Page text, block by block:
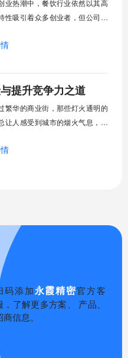
，等
业热潮中，餐饮行业依然以其高
性吸引着众多创业者，但公司注
曾与不少餐饮创业者交流，发现
、多流程的审批程序，不少人尚
已心生退意。但值得欣喜的是，
地政府大力推进的“高效办成一件
提升竞争力之道
繁华的商业街，那些灯火通明的
让人感受到城市的烟火气息，无
望在这片红海中开辟出自己的天
码添加永霞精密官方客
，了解更多方案、 产品、
商信息。